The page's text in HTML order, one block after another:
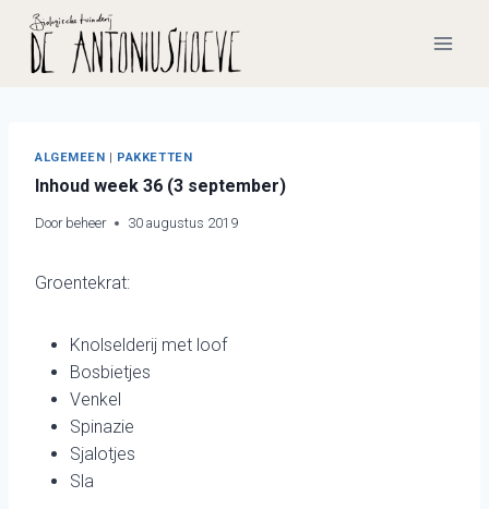
Doorgaan
naar
inhoud
ALGEMEEN | PAKKETTEN
Inhoud week 36 (3 september)
Door beheer 30 augustus 2019
Groentekrat:
Knolselderij met loof
Bosbietjes
Venkel
Spinazie
Sjalotjes
Sla